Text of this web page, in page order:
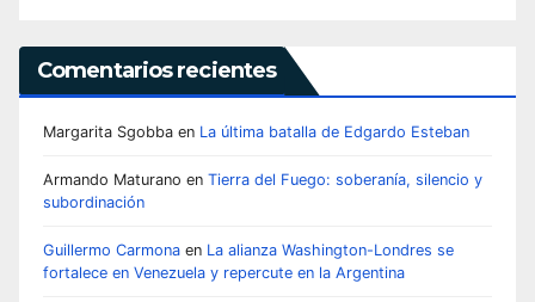
Comentarios recientes
Margarita Sgobba en La última batalla de Edgardo Esteban
Armando Maturano en Tierra del Fuego: soberanía, silencio y
subordinación
Guillermo Carmona en La alianza Washington-Londres se
fortalece en Venezuela y repercute en la Argentina